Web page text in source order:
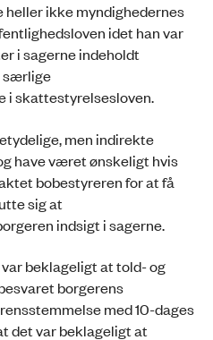
ikke myndighedernes
idet han var
i sagerne indeholdt
særlige
i skattestyrelsesloven.
men indirekte
have været ønskeligt hvis
bobestyreren for at få
sig at
indsigt i sagerne.
beklageligt at told- og
borgerens
med 10-dages
det var beklageligt at